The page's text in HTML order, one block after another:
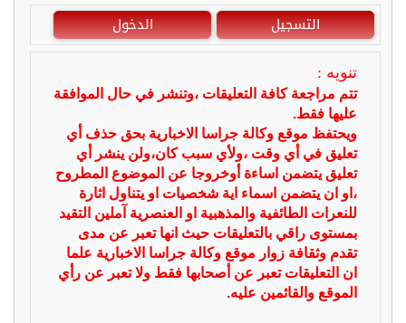
التسجيل الدخول
تنويه :
تتم مراجعة كافة التعليقات ،وتنشر في حال الموافقة
عليها فقط.
ويحتفظ موقع وكالة جراسا الاخبارية بحق حذف أي
تعليق في أي وقت ،ولأي سبب كان،ولن ينشر أي
تعليق يتضمن اساءة أوخروجا عن الموضوع المطروح
،او ان يتضمن اسماء اية شخصيات او يتناول اثارة
للنعرات الطائفية والمذهبية او العنصرية آملين التقيد
بمستوى راقي بالتعليقات حيث انها تعبر عن مدى
تقدم وثقافة زوار موقع وكالة جراسا الاخبارية علما
ان التعليقات تعبر عن أصحابها فقط ولا تعبر عن رأي
الموقع والقائمين عليه.